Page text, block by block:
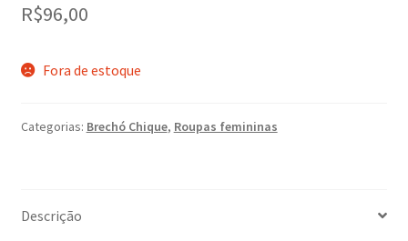
R$96,00
Fora de estoque
Categorias: Brechó Chique, Roupas femininas
Descrição